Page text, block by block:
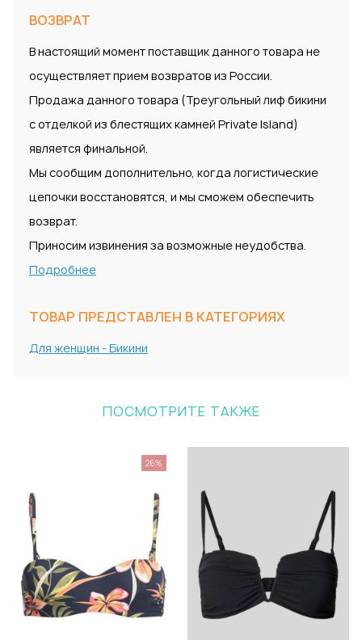
ВОЗВРАТ
В настоящий момент поставщик данного товара не
осуществляет прием возвратов из России.
Продажа данного товара (Треугольный лиф бикини
с отделкой из блестящих камней Private Island)
является финальной.
Мы сообщим дополнительно, когда логистические
цепочки восстановятся, и мы сможем обеспечить
возврат.
Приносим извинения за возможные неудобства.
Подробнее
ТОВАР ПРЕДСТАВЛЕН В КАТЕГОРИЯХ
Для женщин - Бикини
ПОСМОТРИТЕ ТАКЖЕ
26%